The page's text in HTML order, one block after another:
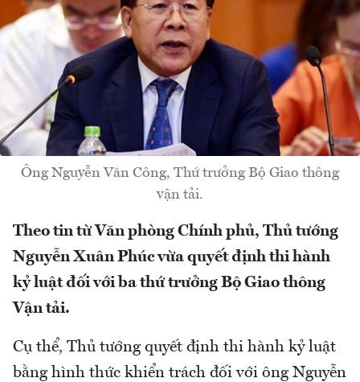
Ông Nguyễn Văn Công, Thứ trưởng Bộ Giao thông
vận tải.
Theo tin từ Văn phòng Chính phủ, Thủ tướng
Nguyễn Xuân Phúc vừa quyết định thi hành
kỷ luật đối với ba thứ trưởng Bộ Giao thông
Vận tải.
Cụ thể, Thủ tướng quyết định thi hành kỷ luật
bằng hình thức khiển trách đối với ông Nguyễn